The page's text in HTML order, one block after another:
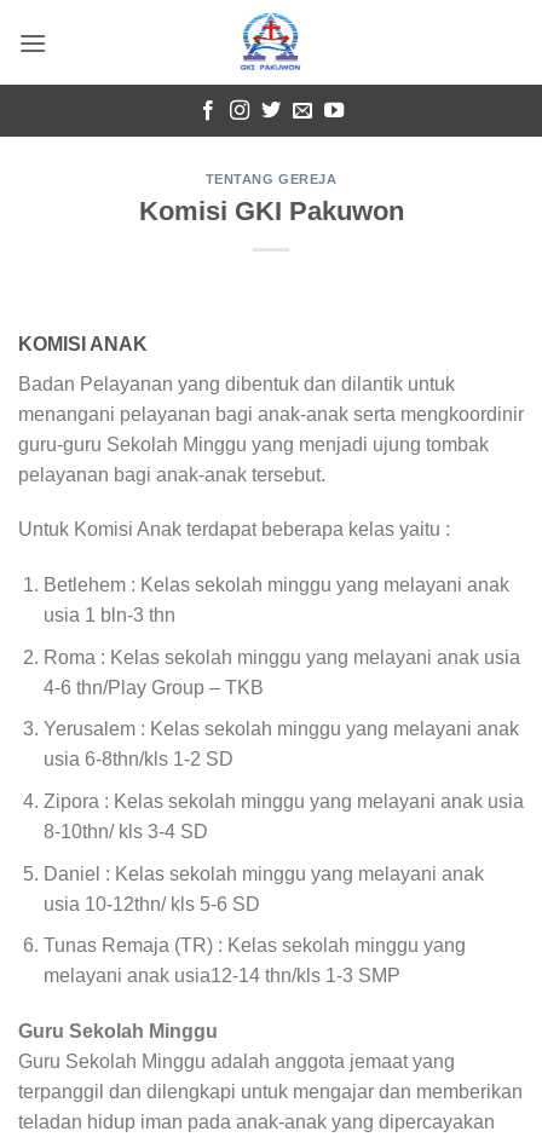
TENTANG GEREJA
Komisi GKI Pakuwon
KOMISI ANAK
Badan Pelayanan yang dibentuk dan dilantik untuk
menangani pelayanan bagi anak-anak serta mengkoordinir
guru-guru Sekolah Minggu yang menjadi ujung tombak
pelayanan bagi anak-anak tersebut.
Untuk Komisi Anak terdapat beberapa kelas yaitu :
Betlehem : Kelas sekolah minggu yang melayani anak
usia 1 bln-3 thn
Roma : Kelas sekolah minggu yang melayani anak usia
4-6 thn/Play Group – TKB
Yerusalem : Kelas sekolah minggu yang melayani anak
usia 6-8thn/kls 1-2 SD
Zipora : Kelas sekolah minggu yang melayani anak usia
8-10thn/ kls 3-4 SD
Daniel : Kelas sekolah minggu yang melayani anak
usia 10-12thn/ kls 5-6 SD
Tunas Remaja (TR) : Kelas sekolah minggu yang
melayani anak usia12-14 thn/kls 1-3 SMP
Guru Sekolah Minggu
Guru Sekolah Minggu adalah anggota jemaat yang
terpanggil dan dilengkapi untuk mengajar dan memberikan
teladan hidup iman pada anak-anak yang dipercayakan